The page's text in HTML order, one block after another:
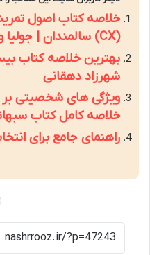
خلاصه کتاب اصول
(CX) سالمندان | جولیا وارمن
بهترین خلاصه کتاب
شهرزاد دهقانی
ویژگی های شخصیتی بر
خلاصه کامل کتاب
راهنمای جامع برای